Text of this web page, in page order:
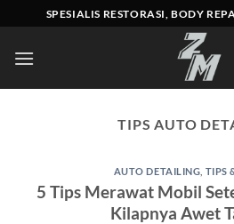
to
content
SPESIALIS RESTORASI, BODY
TIPS AUTO
AUTO DETAILING TIPS
5 Tips Merawat Mobil
Kilapnya Awet